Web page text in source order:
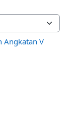
Angkatan V